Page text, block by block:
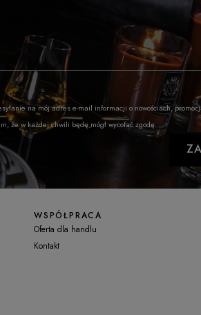
na mój adres e-mail informacji o nowościach,
że w każdej chwili będę mógł wycofać zgodę.
WSPÓŁPRACA
Oferta dla handlu
Kontakt